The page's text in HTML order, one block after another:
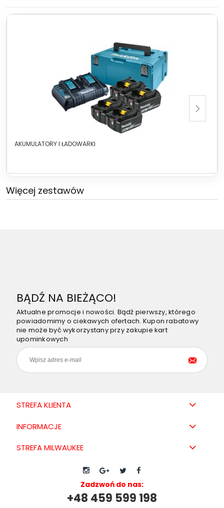
AKUMULATORY I ŁADOWARKI
Więcej zestawów
BĄDŹ NA BIEŻĄCO!
Aktualne promocje i nowości. Bądź pierwszy, którego
powiadomimy o ciekawych ofertach. Kupon rabatowy
nie może być wykorzystany przy zakupie kart
upominkowych
STREFA KLIENTA
INFORMACJE
STREFA MILWAUKEE
Zadzwoń do nas:
+48 459 599 198